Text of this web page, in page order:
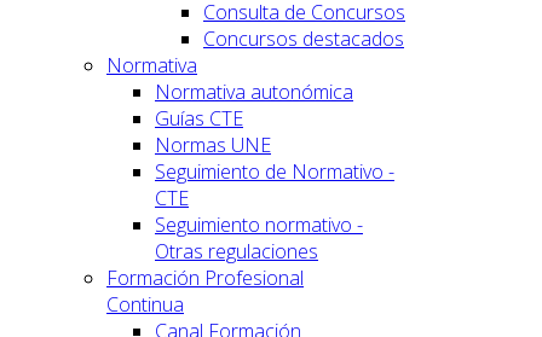
Consulta de Concursos
Concursos destacados
Normativa
Normativa autonómica
Guías CTE
Normas UNE
Seguimiento de Normativo -
CTE
Seguimiento normativo -
Otras regulaciones
Formación Profesional
Continua
Canal Formación